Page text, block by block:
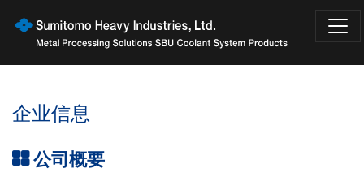
企业信息
公司概要